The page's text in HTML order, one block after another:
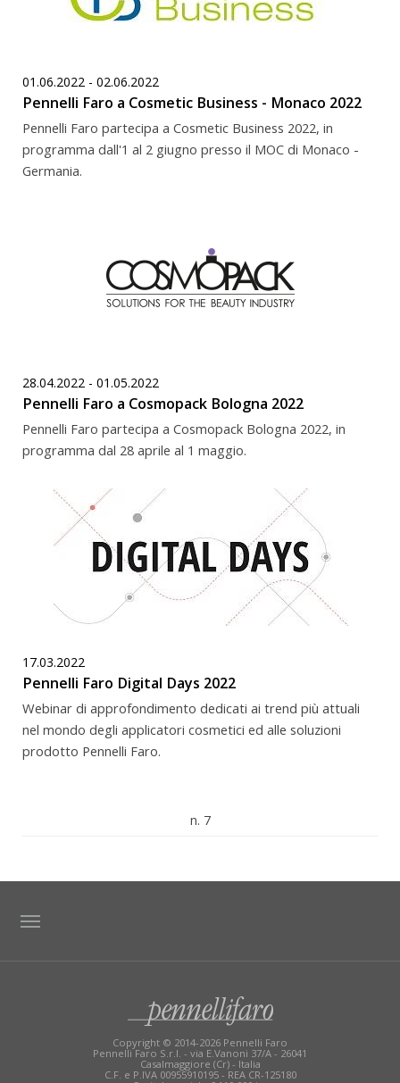
01.06.2022 - 02.06.2022
Pennelli Faro a Cosmetic Business - Monaco 2022
Pennelli Faro partecipa a Cosmetic Business 2022, in
programma dall'1 al 2 giugno presso il MOC di Monaco -
Germania.
28.04.2022 - 01.05.2022
Pennelli Faro a Cosmopack Bologna 2022
Pennelli Faro partecipa a Cosmopack Bologna 2022, in
programma dal 28 aprile al 1 maggio.
17.03.2022
Pennelli Faro Digital Days 2022
Webinar di approfondimento dedicati ai trend più attuali
nel mondo degli applicatori cosmetici ed alle soluzioni
prodotto Pennelli Faro.
n. 7
Copyright © 2014-2026 Pennelli Faro
Pennelli Faro S.r.l. - via E.Vanoni 37/A - 26041
Casalmaggiore (Cr) - Italia
C.F. e P.IVA 00955910195 - REA CR-125180